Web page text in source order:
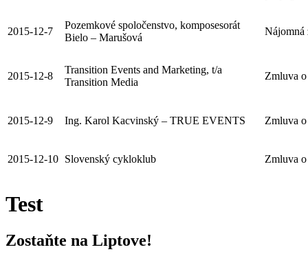
2015-12-7
Pozemkové spoločenstvo, komposesorát
Bielo – Marušová
Nájomná
2015-12-8
Transition Events and Marketing, t/a
Transition Media
Zmluva
2015-12-9 Ing. Karol Kacvinský – TRUE EVENTS Zmluva
2015-12-10 Slovenský cykloklub Zmluva
Test
Zostaňte na Liptove!